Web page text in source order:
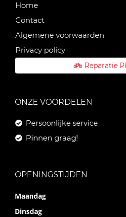
Home
Contact
Algemene voorwaarden
Privacy policy
Reparatie
ONZE VOORDELEN
Persoonlijke service
Pinnen graag!
OPENINGSTIJDEN
Maandag
Dinsdag